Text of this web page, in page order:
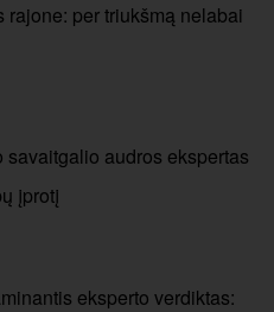
per triukšmą nelabai
savaitgalio audros ekspertas
įprotį
eksperto verdiktas: